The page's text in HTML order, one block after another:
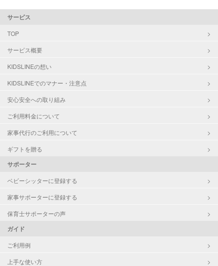
サービス
TOP
サービス概要
KIDSLINEの想い
KIDSLINEでのマナー・注意点
安心安全への取り組み
ご利用料金について
家事代行のご利用について
ギフトを贈る
サポーター
ベビーシッターに登録する
家事サポーターに登録する
保育士サポーターの声
ガイド
ご利用例
上手な使い方